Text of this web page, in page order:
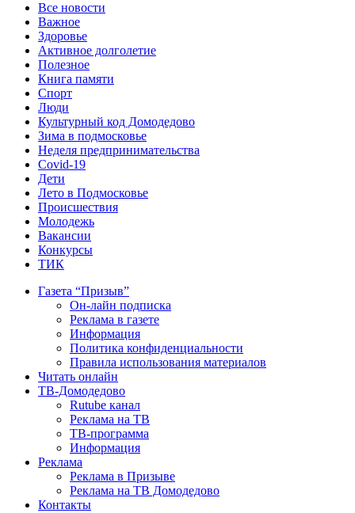
Все новости
Важное
Здоровье
Активное долголетие
Полезное
Книга памяти
Спорт
Люди
Культурный код Домодедово
Зима в подмосковье
Неделя предпринимательства
Covid-19
Дети
Лето в Подмосковье
Происшествия
Молодежь
Вакансии
Конкурсы
ТИК
Газета “Призыв”
Он-лайн подписка
Реклама в газете
Информация
Политика конфиденциальности
Правила использования материалов
Читать онлайн
ТВ-Домодедово
Rutube канал
Реклама на ТВ
ТВ-программа
Информация
Реклама
Реклама в Призыве
Реклама на ТВ Домодедово
Контакты